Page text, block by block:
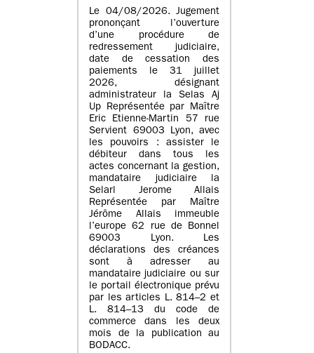
Le 04/08/2026. Jugement
prononçant l’ouverture
d’une procédure de
redressement judiciaire,
date de cessation des
paiements le 31 juillet
2026, désignant
administrateur la Selas Aj
Up Représentée par Maître
Eric Etienne-Martin 57 rue
Servient 69003 Lyon, avec
les pouvoirs : assister le
débiteur dans tous les
actes concernant la gestion,
mandataire judiciaire la
Selarl Jerome Allais
Représentée par Maître
Jérôme Allais immeuble
l’europe 62 rue de Bonnel
69003 Lyon. Les
déclarations des créances
sont à adresser au
mandataire judiciaire ou sur
le portail électronique prévu
par les articles L. 814–2 et
L. 814–13 du code de
commerce dans les deux
mois de la publication au
BODACC.